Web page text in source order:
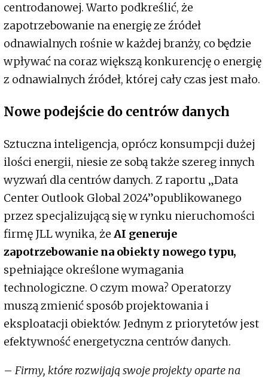
centrodanowej. Warto podkreślić, że
zapotrzebowanie na energię ze źródeł
odnawialnych rośnie w każdej branży, co będzie
wpływać na coraz większą konkurencję o energię
z odnawialnych źródeł, której cały czas jest mało.
Nowe podejście do centrów danych
Sztuczna inteligencja, oprócz konsumpcji dużej
ilości energii, niesie ze sobą także szereg innych
wyzwań dla centrów danych. Z raportu „Data
Center Outlook Global 2024”opublikowanego
przez specjalizującą się w rynku nieruchomości
firmę JLL wynika, że AI generuje
zapotrzebowanie na obiekty nowego typu,
spełniające określone wymagania
technologiczne. O czym mowa? Operatorzy
muszą zmienić sposób projektowania i
eksploatacji obiektów. Jednym z priorytetów jest
efektywność energetyczna centrów danych.
– Firmy, które rozwijają swoje projekty oparte na